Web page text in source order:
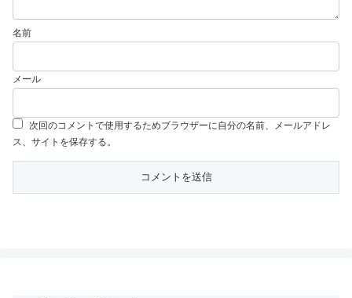
名前
メール
次回のコメントで使用するためブラウザーに自分の名前、メールアドレ
ス、サイトを保存する。